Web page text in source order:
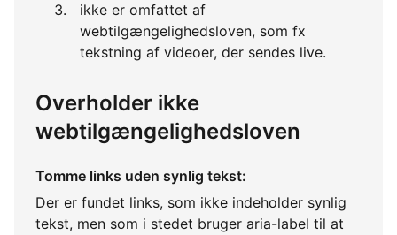
ikke er omfattet af
webtilgængelighedsloven, som fx
tekstning af videoer, der sendes live.
Overholder ikke
webtilgængelighedsloven
Tomme links uden synlig tekst:
Der er fundet links, som ikke indeholder synlig
tekst, men som i stedet bruger aria-label til at